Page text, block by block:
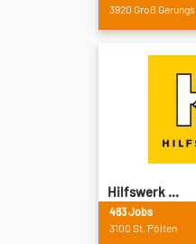
3920 Groß Gerungs
Hilfswerk ...
463 Jobs
3100 St. Pölten